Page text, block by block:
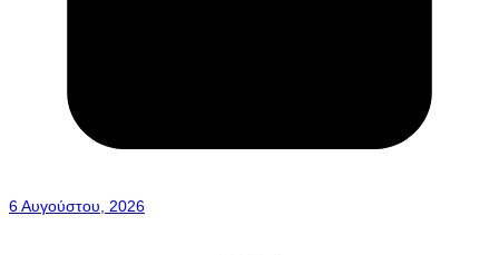
6 Αυγούστου, 2026